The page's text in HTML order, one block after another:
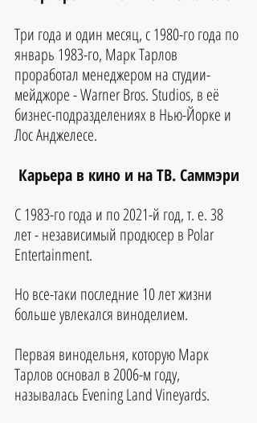
Три года и один месяц, с 1980-го года по
январь 1983-го, Марк Тарлов
проработал менеджером на студии-
мейджоре - Warner Bros. Studios, в её
бизнес-подразделениях в Нью-Йорке и
Лос Анджелесе.
Карьера в кино и на ТВ. Саммэри
С 1983-го года и по 2021-й год, т. е. 38
лет - независимый продюсер в Polar
Entertainment.
Но все-таки последние 10 лет жизни
больше увлекался виноделием.
Первая винодельня, которую Марк
Тарлов основал в 2006-м году,
называлась Evening Land Vineyards.